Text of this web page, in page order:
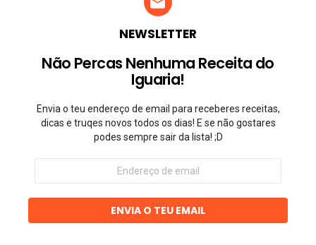
NEWSLETTER
Não Percas Nenhuma Receita do
Iguaria!
Envia o teu endereço de email para receberes receitas,
dicas e truqes novos todos os dias! E se não gostares
podes sempre sair da lista! ;D
Endereço
email
ENVIA O TEU EMAIL